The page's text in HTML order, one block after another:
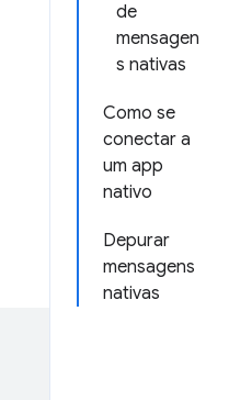
de
mensagen
s nativas
Como se
conectar a
um app
nativo
Depurar
mensagens
nativas